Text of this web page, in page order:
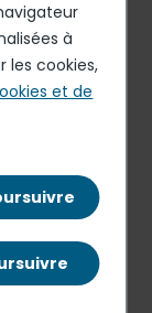
Group en
de
élu à la
Île-de-
à
les cookies,
et de